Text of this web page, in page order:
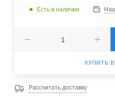
Есть в наличии
КУПИТЬ В
Рассчитать доставку